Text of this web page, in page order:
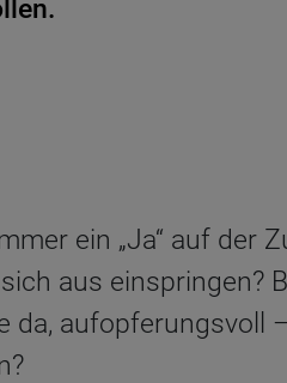
ein „Ja“ auf der
aus einspringen?
da, aufopferungsvoll